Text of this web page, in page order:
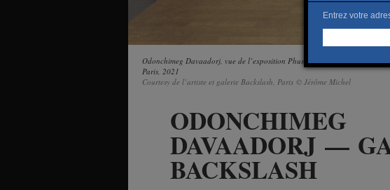
Odonchimeg Davaadorj, vue de l’exposition Phusis, galerie Backslash,
Paris, 2021
Courtesy de l’artiste et galerie Backslash, Paris © Jérôme Michel
ODONCHIMEG
DAVAADORJ —
BACKSLASH